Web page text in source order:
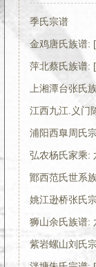
季氏宗谱
金鸡唐氏族谱:
萍北蔡氏族谱:
上湘潭台张氏
江西九江.义门
浦阳西臯周氏
弘农杨氏家乘:
鄮西范氏世系
姚江逊桥张氏
狮山余氏族谱:
紫岩螺山刘氏